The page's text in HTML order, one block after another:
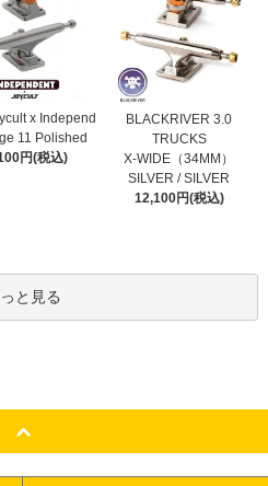
x Independ
11 Polished
円(税込)
BLACKRIVER 3.0
TRUCKS
X-WIDE（34MM）
SILVER / SILVER
12,100円(税込)
と見る